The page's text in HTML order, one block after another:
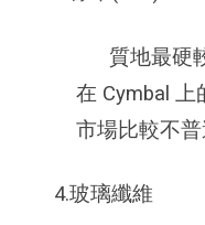
質地最硬
在 Cymbal
市場比較不普
4.玻璃纖維